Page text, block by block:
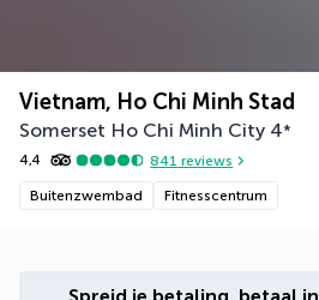
Vietnam, Ho Chi Minh Stad
Somerset Ho Chi Minh City 4*
4,4 841 reviews
Buitenzwembad Fitnesscentrum